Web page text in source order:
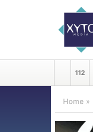
112
Home